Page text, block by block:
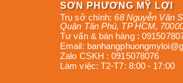
SƠN PHƯƠNG MỸ LỢI
Trụ sở chính:68 Nguyễn Văn
Quận Tân Phú, TP HCM,
Tư vấn & bán hàng :
Email:
Zalo CSKH :0915078076
Làm việc: T2-T7: 8:00 - 17:00